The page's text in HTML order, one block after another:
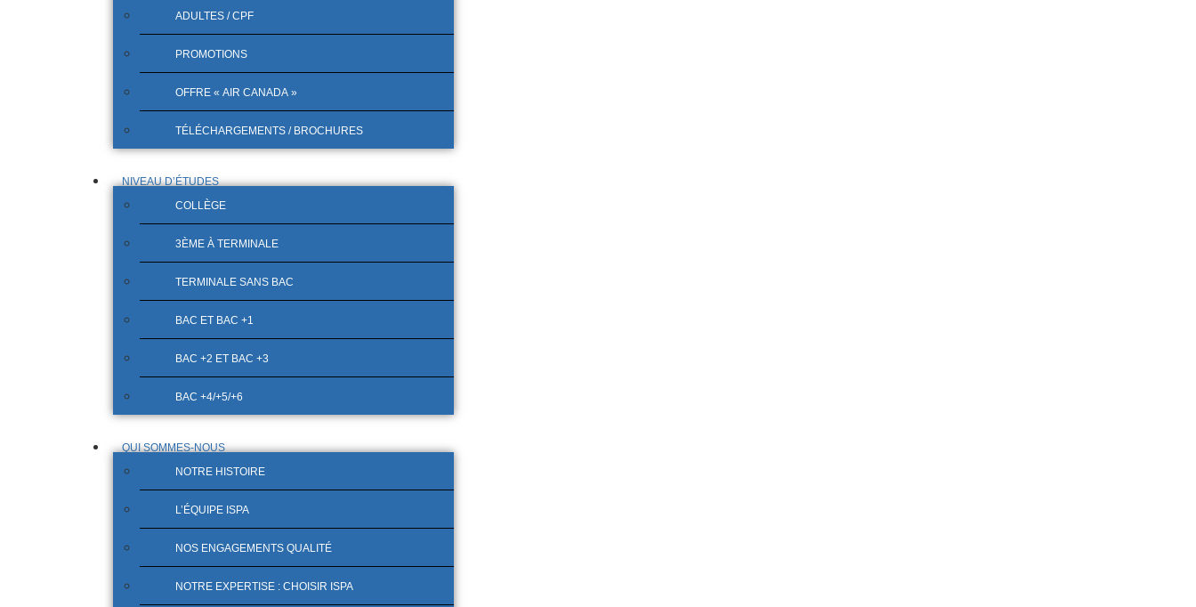
ADULTES / CPF
PROMOTIONS
OFFRE « AIR CANADA »
TÉLÉCHARGEMENTS / BROCHURES
NIVEAU D’ÉTUDES
COLLÈGE
3ÈME À TERMINALE
TERMINALE SANS BAC
BAC ET BAC +1
BAC +2 ET BAC +3
BAC +4/+5/+6
QUI SOMMES-NOUS
NOTRE HISTOIRE
L’ÉQUIPE ISPA
NOS ENGAGEMENTS QUALITÉ
NOTRE EXPERTISE : CHOISIR ISPA